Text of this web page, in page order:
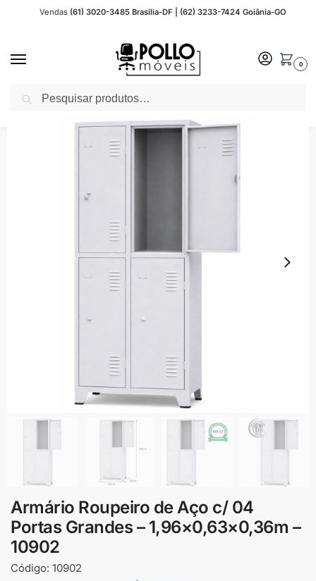
Vendas (61) 3020-3485 Brasília-DF | (62) 3233-7424 Goiânia-GO
0
Início Móveis de Aço para Escritório
Armário Roupeiro de Aço c/ 04
Portas Grandes – 1,96×0,63×0,36m –
10902
Código: 10902